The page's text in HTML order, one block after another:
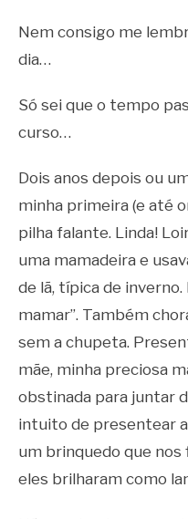
Nem consigo me
dia…
Só sei que o tempo
curso…
Dois anos depois ou
minha primeira (e até
pilha falante. Linda!
uma mamadeira e
de lã, típica de inverno.
mamar”. Também
sem a chupeta.
mãe, minha preciosa
obstinada para juntar
intuito de presentear
um brinquedo que nos
eles brilharam como